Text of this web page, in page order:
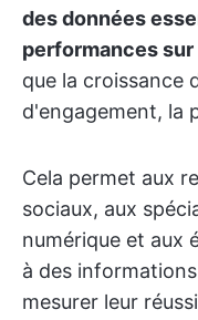
des données
performances
que la croissance
d'engagement, la
Cela permet aux
sociaux, aux
numérique et aux
à des
mesurer leur